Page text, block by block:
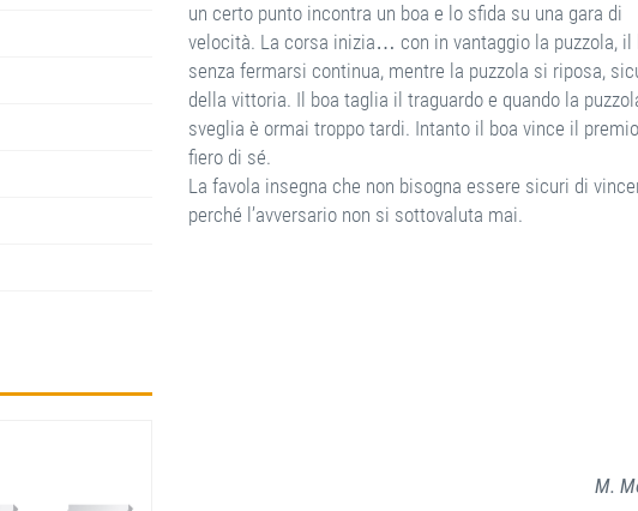
un certo punto incontra un boa e lo sfida su una gara di
velocità. La corsa inizia… con in vantaggio la puzzola, il
senza fermarsi continua, mentre la puzzola si riposa,
della vittoria. Il boa taglia il traguardo e quando la
sveglia è ormai troppo tardi. Intanto il boa vince il
fiero di sé.
La favola insegna che non bisogna essere sicuri di
perché l’avversario non si sottovaluta mai.
M.